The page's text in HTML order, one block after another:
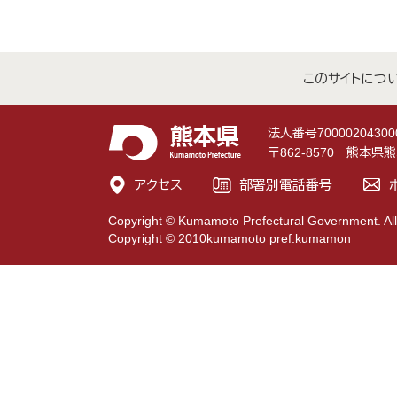
このサイトにつ
法人番号
〒862-8570 熊本県熊
アクセス 部署別電話番号
Copyright © Kumamoto Prefectural Government.
Copyright © 2010kumamoto pref.kumamon